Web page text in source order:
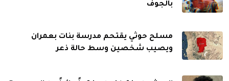
بالجوف
مسلح حوثي يقتحم مدرسة بنات بعمران
ويصيب شخصين وسط حالة ذعر